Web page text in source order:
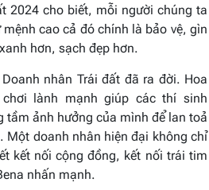
2024 cho biết, mỗi người chúng ta
cao cả đó chính là bảo vệ, gìn
hơn, sạch đẹp hơn.
nhân Trái đất đã ra đời. Hoa
lành mạnh giúp các thí sinh
ảnh hưởng của mình để lan toả
Một doanh nhân hiện đại không chỉ
kết nối cộng đồng, kết nối trái tim
nhấn mạnh.